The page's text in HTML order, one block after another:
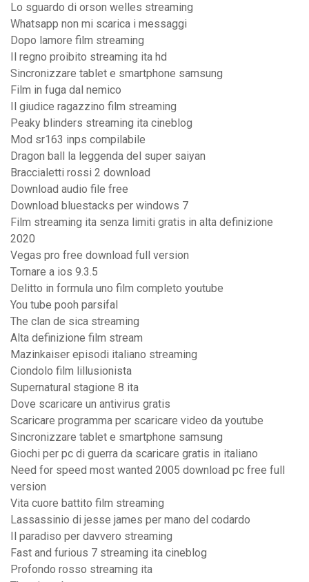
Lo sguardo di orson welles streaming
Whatsapp non mi scarica i messaggi
Dopo lamore film streaming
Il regno proibito streaming ita hd
Sincronizzare tablet e smartphone samsung
Film in fuga dal nemico
Il giudice ragazzino film streaming
Peaky blinders streaming ita cineblog
Mod sr163 inps compilabile
Dragon ball la leggenda del super saiyan
Braccialetti rossi 2 download
Download audio file free
Download bluestacks per windows 7
Film streaming ita senza limiti gratis in alta definizione
2020
Vegas pro free download full version
Tornare a ios 9.3.5
Delitto in formula uno film completo youtube
You tube pooh parsifal
The clan de sica streaming
Alta definizione film stream
Mazinkaiser episodi italiano streaming
Ciondolo film lillusionista
Supernatural stagione 8 ita
Dove scaricare un antivirus gratis
Scaricare programma per scaricare video da youtube
Sincronizzare tablet e smartphone samsung
Giochi per pc di guerra da scaricare gratis in italiano
Need for speed most wanted 2005 download pc free full
version
Vita cuore battito film streaming
Lassassinio di jesse james per mano del codardo
Il paradiso per davvero streaming
Fast and furious 7 streaming ita cineblog
Profondo rosso streaming ita